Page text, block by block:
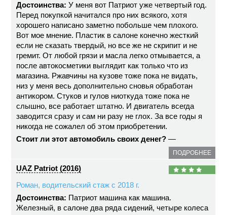
Достоинства: У меня вот Патриот уже четвертый год.
Перед покупкой начитался про них всякого, хотя
хорошего написано заметно побольше чем плохого.
Вот мое мнение. Пластик в салоне конечно жесткий
если не сказать твердый, но все же не скрипит и не
гремит. От любой грязи и масла легко отмывается, а
после автокосметики выглядит как только что из
магазина. Ржавчины на кузове тоже пока не видать,
низ у меня весь дополнительно сновья обработан
антикором. Стуков и гулов ниоткуда тоже пока не
слышно, все работает штатно. И двигатель всегда
заводится сразу и сам ни разу не глох. За все годы я
никогда не сожалел об этом приобретении.
Стоит ли этот автомобиль своих денег? —
ПОДРОБНЕЕ
UAZ Patriot (2016)
Роман, водительский стаж с 2018 г.
Достоинства: Патриот машина как машина.
Железный, в салоне два ряда сидений, четыре колеса